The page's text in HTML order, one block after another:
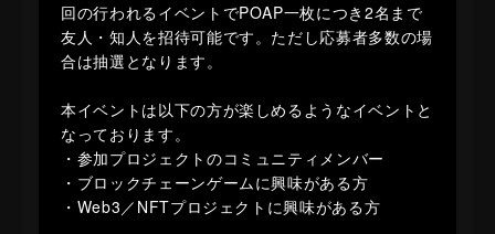
回の行われるイベントでPOAP一枚につき2名まで
友人・知人を招待可能です。ただし応募者多数の場
合は抽選となります。
本イベントは以下の方が楽しめるようなイベントと
なっております。
・参加プロジェクトのコミュニティメンバー
・ブロックチェーンゲームに興味がある方
・Web3／NFTプロジェクトに興味がある方